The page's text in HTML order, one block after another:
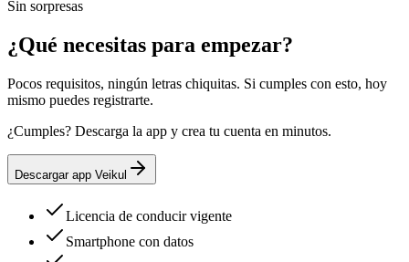
Sin sorpresas
¿Qué necesitas para empezar?
Pocos requisitos, ningún letras chiquitas. Si cumples con esto, hoy
mismo puedes registrarte.
¿Cumples? Descarga la app y crea tu cuenta en minutos.
Descargar app Veikul
Licencia de conducir vigente
Smartphone con datos